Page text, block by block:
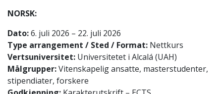
NORSK:
Dato:6. juli 2026 – 22. juli 2026
Type arrangement / Sted / Format: Nettkurs
Vertsuniversitet: Universitetet i Alcalá (UAH)
Målgrupper:Vitenskapelig ansatte, masterstudenter,
stipendiater, forskere